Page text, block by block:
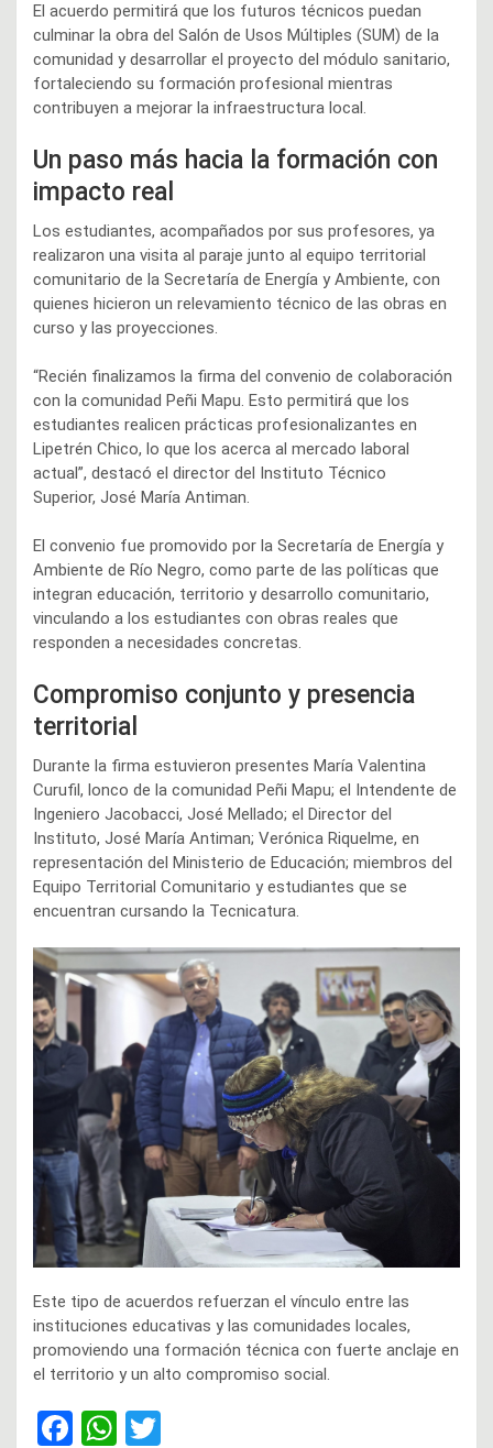
El acuerdo permitirá que los futuros técnicos puedan
culminar la obra del Salón de Usos Múltiples (SUM) de la
comunidad y desarrollar el proyecto del módulo sanitario,
fortaleciendo su formación profesional mientras
contribuyen a mejorar la infraestructura local.
Un paso más hacia la formación con
impacto real
Los estudiantes, acompañados por sus profesores, ya
realizaron una visita al paraje junto al equipo territorial
comunitario de la Secretaría de Energía y Ambiente, con
quienes hicieron un relevamiento técnico de las obras en
curso y las proyecciones.
“Recién finalizamos la firma del convenio de colaboración
con la comunidad Peñi Mapu. Esto permitirá que los
estudiantes realicen prácticas profesionalizantes en
Lipetrén Chico, lo que los acerca al mercado laboral
actual”, destacó el director del Instituto Técnico
Superior, José María Antiman.
El convenio fue promovido por la Secretaría de Energía y
Ambiente de Río Negro, como parte de las políticas que
integran educación, territorio y desarrollo comunitario,
vinculando a los estudiantes con obras reales que
responden a necesidades concretas.
Compromiso conjunto y presencia
territorial
Durante la firma estuvieron presentes María Valentina
Curufil, lonco de la comunidad Peñi Mapu; el Intendente de
Ingeniero Jacobacci, José Mellado; el Director del
Instituto, José María Antiman; Verónica Riquelme, en
representación del Ministerio de Educación; miembros del
Equipo Territorial Comunitario y estudiantes que se
encuentran cursando la Tecnicatura.
Este tipo de acuerdos refuerzan el vínculo entre las
instituciones educativas y las comunidades locales,
promoviendo una formación técnica con fuerte anclaje en
el territorio y un alto compromiso social.
F
W